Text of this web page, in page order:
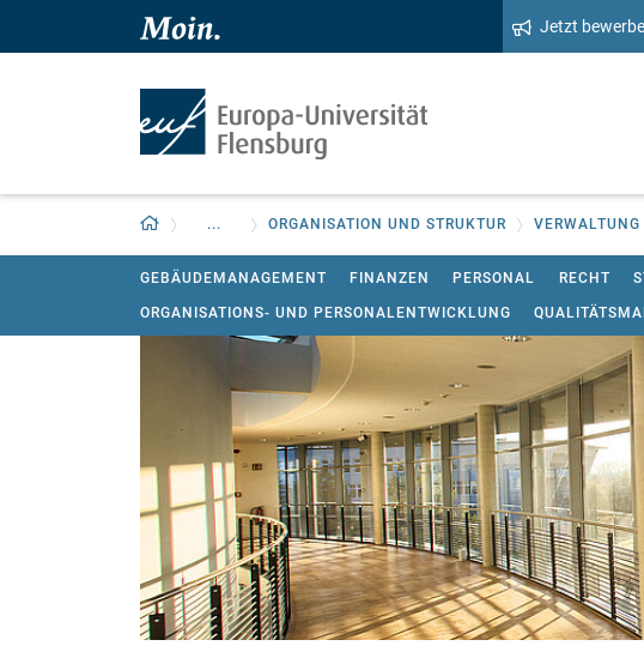
Zum Hauptinhalt springen
Zur Navigation springen
Jetzt
Zurück zur Startseite
... ORGANISATION UND STRUKTUR
GEBÄUDEMANAGEMENT FINANZEN PERSONAL RECHT
ORGANISATIONS- UND PERSONALENTWICKLUNG